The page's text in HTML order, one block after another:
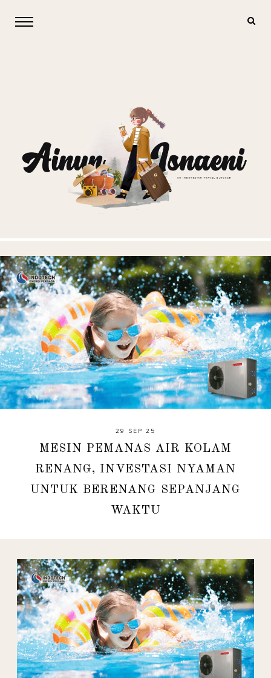
29 SEP 25
MESIN PEMANAS AIR KOLAM
RENANG, INVESTASI NYAMAN
UNTUK BERENANG SEPANJANG
WAKTU